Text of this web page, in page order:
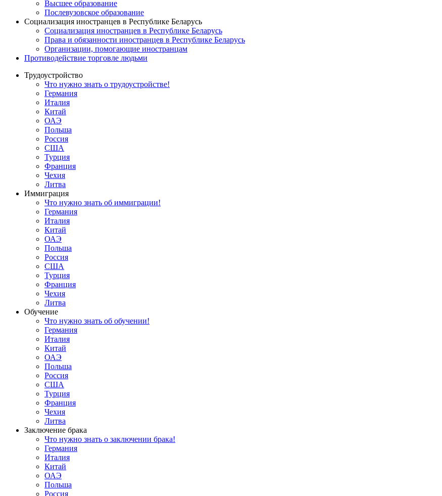
Высшее образование
Послевузовское образование
Социализация иностранцев в Республике Беларусь
Социализация иностранцев в Республике Беларусь
Права и обязанности иностранцев в Республике Беларусь
Oрганизации, помогающие иностранцам
Противодействие торговле людьми
Трудоустройство
Что нужно знать о трудоустройстве!
Германия
Италия
Китай
ОАЭ
Польша
Россия
США
Турция
Франция
Чехия
Литва
Иммиграция
Что нужно знать об иммиграции!
Германия
Италия
Китай
ОАЭ
Польша
Россия
США
Турция
Франция
Чехия
Литва
Обучение
Что нужно знать об обучении!
Германия
Италия
Китай
ОАЭ
Польша
Россия
США
Турция
Франция
Чехия
Литва
Заключение брака
Что нужно знать о заключении брака!
Германия
Италия
Китай
ОАЭ
Польша
Россия